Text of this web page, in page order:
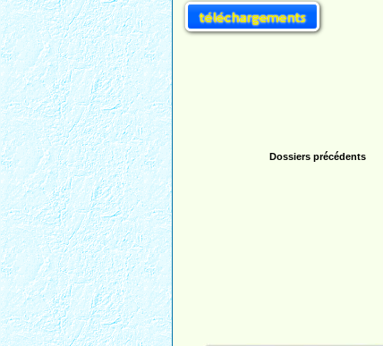
Dossiers précédents